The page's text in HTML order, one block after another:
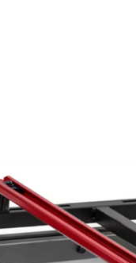
to